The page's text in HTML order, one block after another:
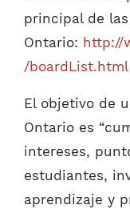
principal de
Ontario: http://
/boardList.html
El objetivo de
Ontario es
intereses,
estudiantes,
aprendizaje y